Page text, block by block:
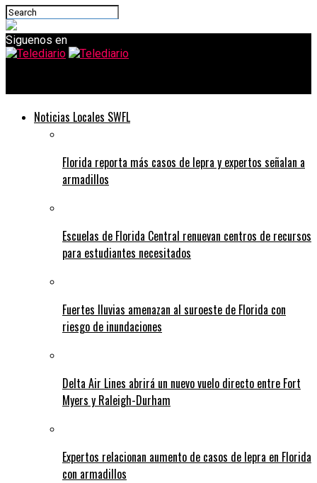
Siguenos en
Noticias Locales SWFL
Florida reporta más casos de lepra y expertos señalan a
armadillos
Escuelas de Florida Central renuevan centros de recursos
para estudiantes necesitados
Fuertes lluvias amenazan al suroeste de Florida con
riesgo de inundaciones
Delta Air Lines abrirá un nuevo vuelo directo entre Fort
Myers y Raleigh-Durham
Expertos relacionan aumento de casos de lepra en Florida
con armadillos